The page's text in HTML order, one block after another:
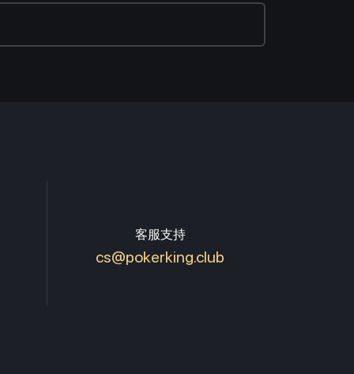
客服支持
cs@pokerking.club